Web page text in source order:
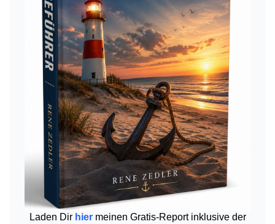
Laden Dir hiermeinen Gratis-Report inklusive der